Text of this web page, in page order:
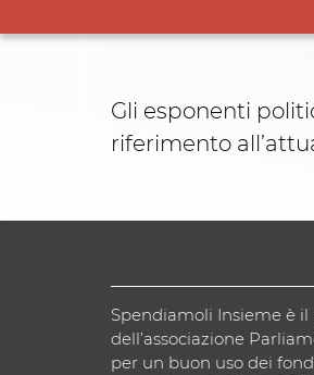
Gli esponenti
riferimento
Spendiamoli Insieme è
dell’associazione
per un buon uso dei